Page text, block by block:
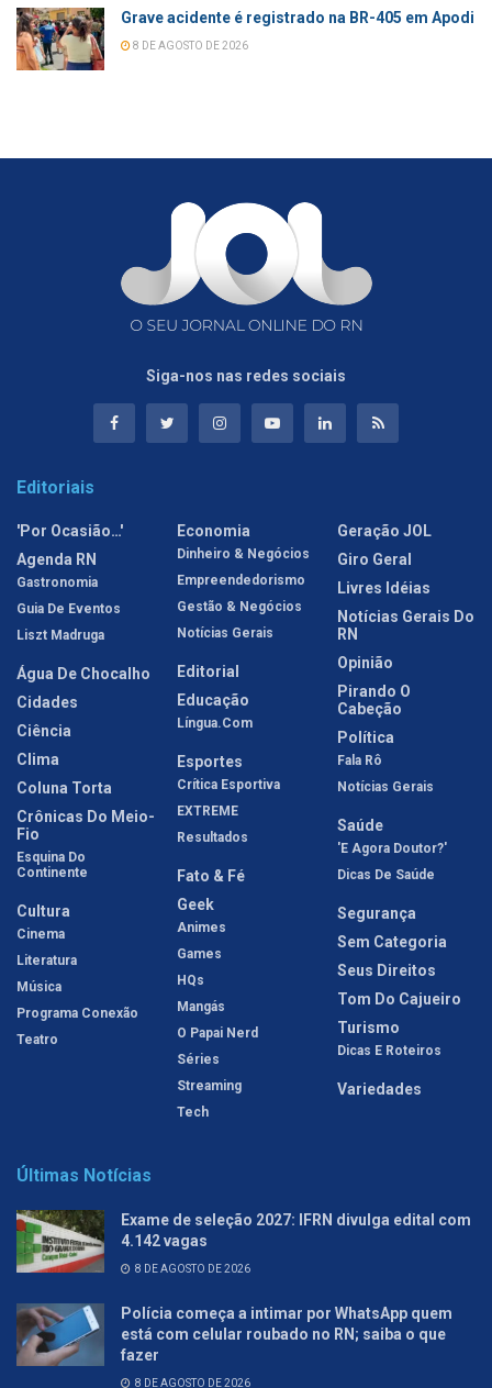
Grave acidente é registrado na BR-405 em Apodi
8 DE AGOSTO DE 2026
Siga-nos nas redes sociais
Editoriais
'Por Ocasião…'
Agenda RN
Gastronomia
Guia De Eventos
Liszt Madruga
Água De Chocalho
Cidades
Ciência
Clima
Coluna Torta
Crônicas Do Meio-
Fio
Esquina Do
Continente
Cultura
Cinema
Literatura
Música
Programa Conexão
Teatro
Economia
Dinheiro & Negócios
Empreendedorismo
Gestão & Negócios
Notícias Gerais
Editorial
Educação
Língua.com
Esportes
Crítica Esportiva
EXTREME
Resultados
Fato & Fé
Geek
Animes
Games
HQs
Mangás
O Papai Nerd
Séries
Streaming
Tech
Geração JOL
Giro Geral
Livres Idéias
Notícias Gerais Do
RN
Opinião
Pirando O
Cabeção
Política
Fala Rô
Notícias Gerais
Saúde
'E Agora Doutor?'
Dicas De Saúde
Segurança
Sem Categoria
Seus Direitos
Tom Do Cajueiro
Turismo
Dicas E Roteiros
Variedades
Últimas Notícias
Exame de seleção 2027: IFRN divulga edital com
4.142 vagas
8 DE AGOSTO DE 2026
Polícia começa a intimar por WhatsApp quem
está com celular roubado no RN; saiba o que
fazer
8 DE AGOSTO DE 2026